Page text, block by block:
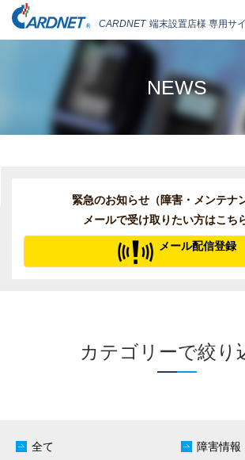
CARDNET 端末設置店様 専用サ
NEWS
緊急のお知らせ（障害・メンテナ
メールで受け取りたい方はこち
メール配信登録
カテゴリーで絞り
全て
障害情報